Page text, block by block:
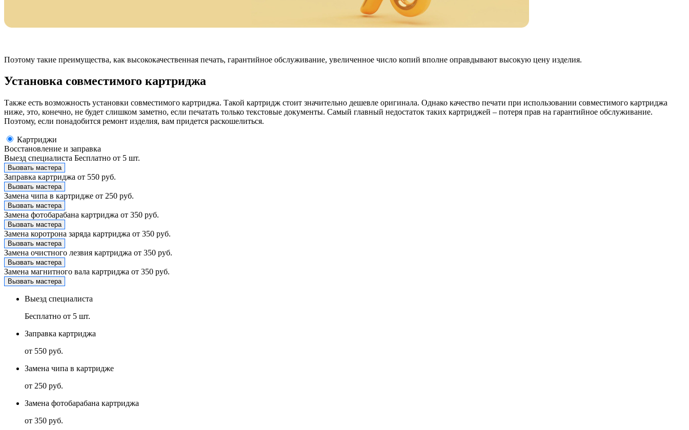
Поэтому такие преимущества, как высококачественная печать, гарантийное обслуживание, увеличенное число копий вполне оправдывают высокую цену изделия.
Установка совместимого картриджа
Также есть возможность установки совместимого картриджа. Такой картридж стоит значительно дешевле оригинала. Однако качество печати при использовании совместимого картриджа
ниже, это, конечно, не будет слишком заметно, если печатать только текстовые документы. Самый главный недостаток таких картриджей – потеря прав на гарантийное обслуживание.
Поэтому, если понадобится ремонт изделия, вам придется раскошелиться.
Картриджи
Восстановление и заправка
Выезд специалиста Бесплатно от 5 шт.
Вызвать мастера
Заправка картриджа от 550 руб.
Вызвать мастера
Замена чипа в картридже от 250 руб.
Вызвать мастера
Замена фотобарабана картриджа от 350 руб.
Вызвать мастера
Замена коротрона заряда картриджа от 350 руб.
Вызвать мастера
Замена очистного лезвия картриджа от 350 руб.
Вызвать мастера
Замена магнитного вала картриджа от 350 руб.
Вызвать мастера
Выезд специалиста
Бесплатно от 5 шт.
Заправка картриджа
от 550 руб.
Замена чипа в картридже
от 250 руб.
Замена фотобарабана картриджа
от 350 руб.